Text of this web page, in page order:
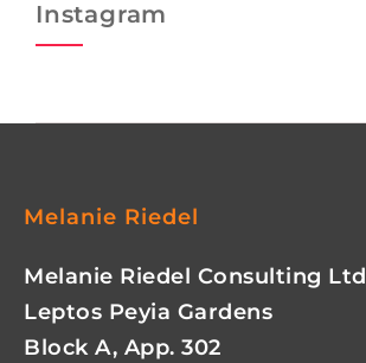
Instagram
Melanie Riedel
Melanie Riedel Consulting Ltd
Leptos Peyia Gardens
Block A, App. 302